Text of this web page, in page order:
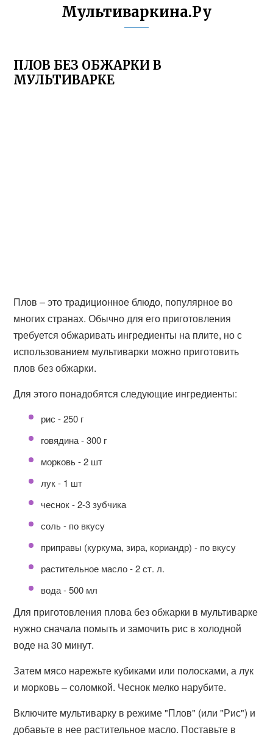
Мультиваркина.Ру
ПЛОВ БЕЗ ОБЖАРКИ В
МУЛЬТИВАРКЕ
Плов – это традиционное блюдо, популярное во
многих странах. Обычно для его приготовления
требуется обжаривать ингредиенты на плите, но с
использованием мультиварки можно приготовить
плов без обжарки.
Для этого понадобятся следующие ингредиенты:
рис - 250 г
говядина - 300 г
морковь - 2 шт
лук - 1 шт
чеснок - 2-3 зубчика
соль - по вкусу
приправы (куркума, зира, кориандр) - по вкусу
растительное масло - 2 ст. л.
вода - 500 мл
Для приготовления плова без обжарки в мультиварке
нужно сначала помыть и замочить рис в холодной
воде на 30 минут.
Затем мясо нарежьте кубиками или полосками, а лук
и морковь – соломкой. Чеснок мелко нарубите.
Включите мультиварку в режиме "Плов" (или "Рис") и
добавьте в нее растительное масло. Поставьте в